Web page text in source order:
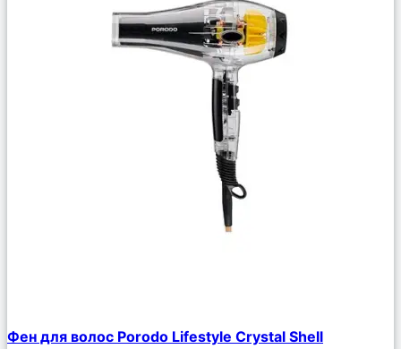
Описание
Фен для волос Porodo Lifestyle Crystal Shell